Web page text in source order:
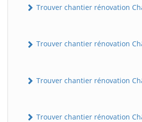
Trouver chantier rénovation
Trouver chantier rénovation
Trouver chantier rénovation
Trouver chantier rénovation